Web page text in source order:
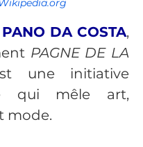
PANO DA COSTA,
PAGNE DE LA
une initiative
qui mêle art,
mode.